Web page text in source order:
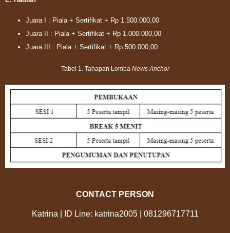
Juara I
: Piala + Sertifikat + Rp 1.500.000,00
Juara II
: Piala + Sertifikat + Rp 1.000.000,00
Juara III
: Piala + Sertifikat + Rp 500.000,00
Tabel 1. Tahapan Lomba News Anchor
CONTACT PERSON
Katrina | ID Line: katrina2005 | 081296717711